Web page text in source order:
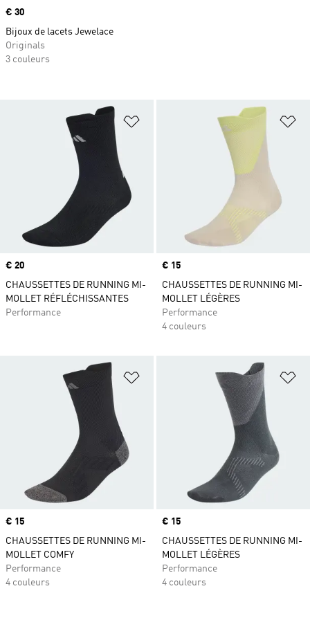
Ajouter à la Liste de produits
Prix
€ 20
CHAUSSETTES DE RUNNING MI-
MOLLET RÉFLÉCHISSANTES
Performance
Prix
€ 15
CHAUSSETTES DE RUNNING MI-
MOLLET LÉGÈRES
Performance
4 couleurs
Ajouter à la Liste de produits
Prix
€ 15
CHAUSSETTES DE RUNNING MI-
MOLLET COMFY
Performance
4 couleurs
Prix
€ 15
CHAUSSETTES DE RUNNING MI-
MOLLET LÉGÈRES
Performance
4 couleurs
Prix
€ 30
Bijoux de lacets Jewelace
Originals
3 couleurs